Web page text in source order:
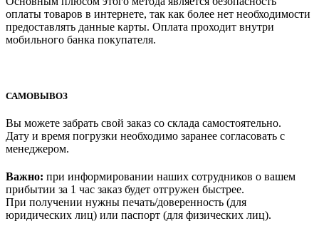
оплаты товаров в интернете, так как более нет необходимости
предоставлять данные карты. Оплата проходит внутри
мобильного банка покупателя.
САМОВЫВОЗ
Вы можете забрать свой заказ со склада самостоятельно.
Дату и время погрузки необходимо заранее согласовать с
менеджером.
Важно: при информировании наших сотрудников о вашем
прибытии за 1 час заказ будет отгружен быстрее.
При получении нужны печать/доверенность (для
юридических лиц) или паспорт (для физических лиц).